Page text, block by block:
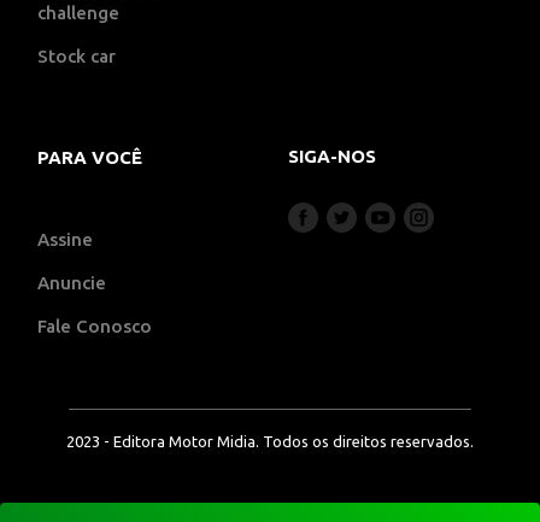
challenge
Stock car
PARA VOCÊ
Assine
Anuncie
Fale Conosco
SIGA-NOS
2023 - Editora Motor Midia. Todos os direitos reservados.